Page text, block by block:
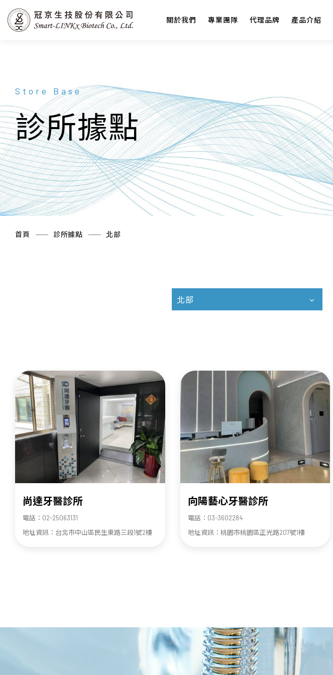
關於我們 專業團隊 代理品牌 產品介紹
Store Base
診所據點
首頁 診所據點 北部
北部
尚達牙醫診所
電話：02-25063131
地址資訊：台北市中山區民生東路三段1號2樓
向陽藝心牙醫診所
電話：03-3602284
地址資訊：桃園市桃園區正光路207號1樓